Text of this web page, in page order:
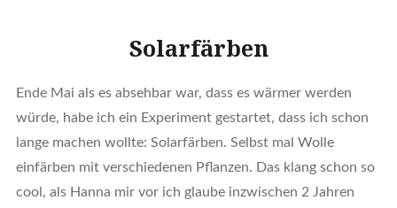
Solarfärben
Ende Mai als es absehbar war, dass es wärmer werden
würde, habe ich ein Experiment gestartet, dass ich schon
lange machen wollte: Solarfärben. Selbst mal Wolle
einfärben mit verschiedenen Pflanzen. Das klang schon so
cool, als Hanna mir vor ich glaube inzwischen 2 Jahren